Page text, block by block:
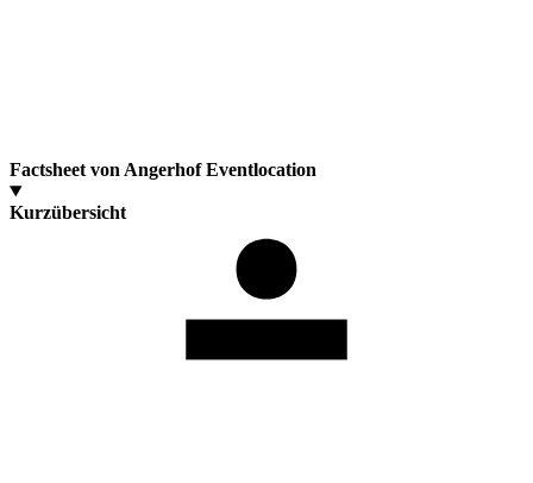
Factsheet von Angerhof Eventlocation
Kurzübersicht